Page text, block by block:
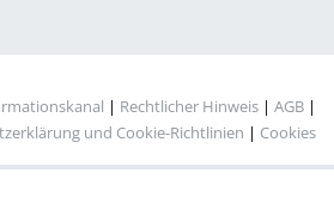
| Rechtlicher Hinweis | AGB |
und Cookie-Richtlinien | Cookies